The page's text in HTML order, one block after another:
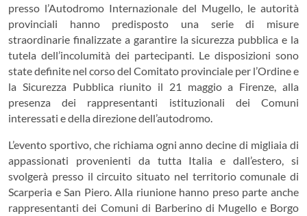
presso l’Autodromo Internazionale del Mugello, le autorità
provinciali hanno predisposto una serie di misure
straordinarie finalizzate a garantire la sicurezza pubblica e la
tutela dell’incolumità dei partecipanti. Le disposizioni sono
state definite nel corso del Comitato provinciale per l’Ordine e
la Sicurezza Pubblica riunito il 21 maggio a Firenze, alla
presenza dei rappresentanti istituzionali dei Comuni
interessati e della direzione dell’autodromo.
L’evento sportivo, che richiama ogni anno decine di migliaia di
appassionati provenienti da tutta Italia e dall’estero, si
svolgerà presso il circuito situato nel territorio comunale di
Scarperia e San Piero. Alla riunione hanno preso parte anche
rappresentanti dei Comuni di Barberino di Mugello e Borgo